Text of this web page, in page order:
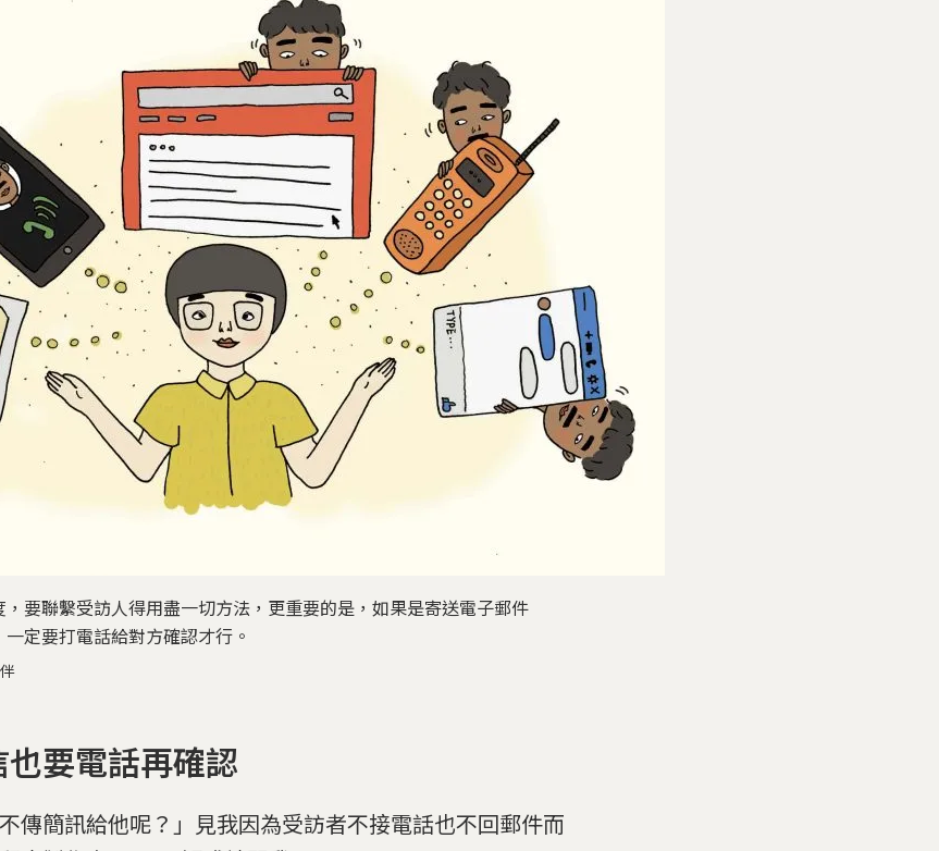
，要聯繫受訪人得用盡一切方法，更重要的是，如果是寄送電子郵件
一定要打電話給對方確認才行。
要電話再確認
不傳簡訊給他呢？」見我因為受訪者不接電話也不回郵件而